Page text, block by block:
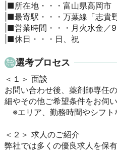
|■所在地・・・富山県高岡市
|■最寄駅・・・万葉線「志貴
|■営業時間・・・月火水金
|■休日・・・日、祝
選考プロセス
＜１＞ 面談
お問い合わせ後、薬剤師専任
細やその他ご希望条件をお伺い
※エリア、勤務時間やシフト
＜２＞ 求人のご紹介
弊社では多くの優良求人を保